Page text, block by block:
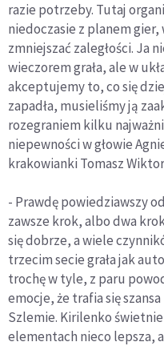
razie potrzeby. Tutaj
niedoczasie z planem gier,
zmniejszać zaległości. Ja
wieczorem grała, ale w
akceptujemy to, co się
zapadła, musieliśmy ją
rozegraniem kilku
niepewności w głowie
krakowianki Tomasz
- Prawdę powiedziawszy
zawsze krok, albo dwa
się dobrze, a wiele
trzecim secie grała jak
trochę w tyle, z paru
emocje, że trafia się
Szlemie. Kirilenko świetnie
elementach nieco lepsza,